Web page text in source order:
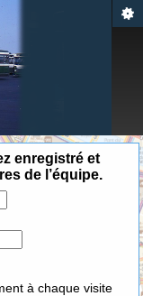
enregistré et
de l’équipe.
à chaque visite